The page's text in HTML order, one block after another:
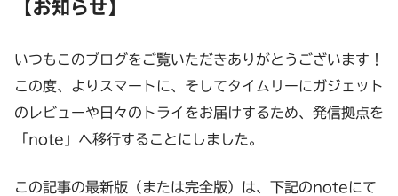
【お知らせ】
いつもこのブログをご覧いただきありがとうございます！
この度、よりスマートに、そしてタイムリーにガジェット
のレビューや日々のトライをお届けするため、発信拠点を
「note」へ移行することにしました。
この記事の最新版（または完全版）は、下記のnoteにて